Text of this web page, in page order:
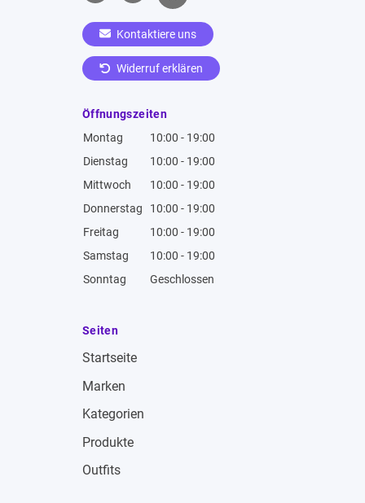
Kontaktiere uns
Widerruf erklären
Öffnungszeiten
Montag
10:00 - 19:00
Dienstag
10:00 - 19:00
Mittwoch
10:00 - 19:00
Donnerstag
10:00 - 19:00
Freitag
10:00 - 19:00
Samstag
10:00 - 19:00
Sonntag
Geschlossen
Seiten
Startseite
Marken
Kategorien
Produkte
Outfits